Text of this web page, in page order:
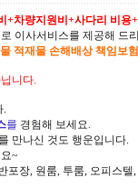
+차량지원비+사다리 비용
이사서비스를 제공해 드
적재물 손해배상 책임보험
니다.
.
를 경험해 보세요.
를 만나신 것도 행운입니다.
~
포장, 원룸, 투룸, 오피스